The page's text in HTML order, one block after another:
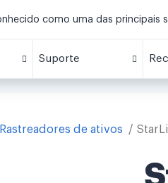
como uma das
Suporte
Rastreadores de ativos